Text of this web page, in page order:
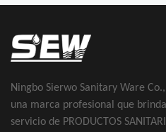
Ningbo Sierwo Sanitary Ware
una marca profesional que
servicio de PRODUCTOS